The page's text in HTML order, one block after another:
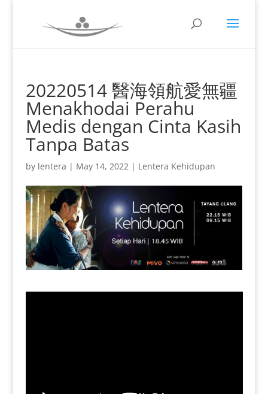
20220514 醫海領航愛無疆
Menakhodai Perahu
Medis dengan Cinta Kasih
Tanpa Batas
by lentera | May 14, 2022| Lentera Kehidupan